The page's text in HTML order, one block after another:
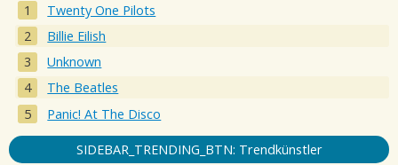
Twenty One Pilots
Billie Eilish
Unknown
The Beatles
Panic! At The Disco
SIDEBAR_TRENDING_BTN: Trendkünstler